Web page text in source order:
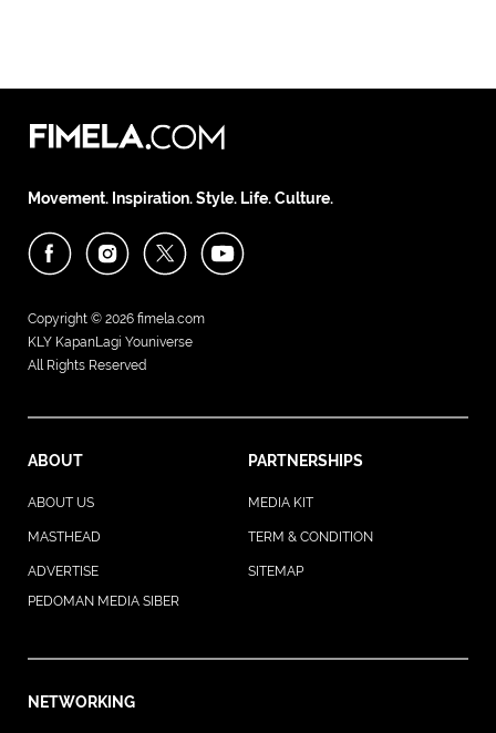
Movement. Inspiration. Style. Life. Culture.
Copyright © 2026 fimela.com
KLY KapanLagi Youniverse
All Rights Reserved
ABOUT PARTNERSHIPS
ABOUT US MEDIA KIT
MASTHEAD TERM & CONDITION
ADVERTISE
SITEMAP
PEDOMAN MEDIA SIBER
NETWORKING